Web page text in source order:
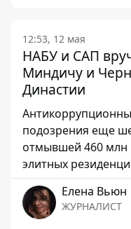
12:53, 12 мая
НАБУ и САП
Миндичу и
Династии
подозрения еще
отмывшей 460 млн
элитных
Елена Вьюн
ЖУРНАЛИСТ